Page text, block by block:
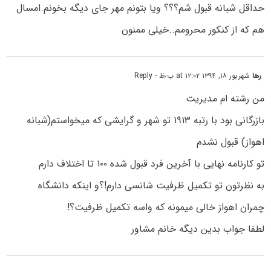
حداقل شبانه قبول شم؟؟؟ ویا بتونم مهر جای دیگه بخونم.امسال
هم که از کنکور محرومم..خیلی ممنون
رهاشهریور ۱۸, ۱۳۹۴ at ۱۲:۰۲ ب٫ظ - Reply
من رشته ام مدیریت
بازرگانی بود با رتبه ۱۹۱۳ تو شهر و گرایشی که میخواستم(شبانه
اهواز) قبول نشدم
تو کارنامه نهایی با آخرین فرد قبول شده ۱۰۰ تا اختلاف دارم
به نظرتون تو تکمیل ظرفیت شانسی دارم!؟و اینکه دانشگاه
چمران اهواز خالی میمونه که واسه تکمیل ظرفیت؟!
لطفا جواب بدین دیگه خانم مشاور